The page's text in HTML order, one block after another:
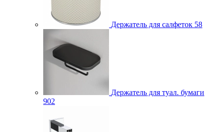
Держатель для салфеток 58
Держатель для туал. бумаги
902